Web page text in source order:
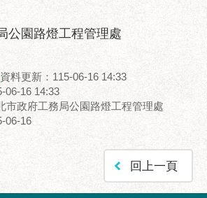
公園路燈工程管理處
資料更新：115-06-16 14:33
06-16 14:33
市政府工務局公園路燈工程管理處
06-16
回上一頁